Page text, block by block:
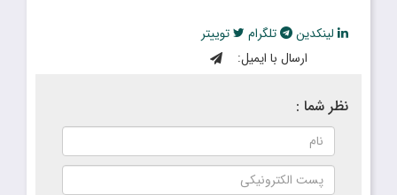
لینکدین تلگرام
توییتر
ارسال با ایمیل:
نظر شما :